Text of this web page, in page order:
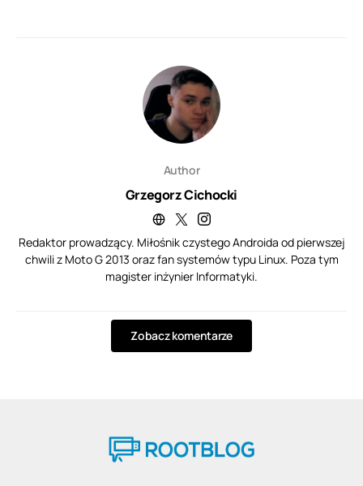
Author
Grzegorz Cichocki
Redaktor prowadzący. Miłośnik czystego Androida od pierwszej
chwili z Moto G 2013 oraz fan systemów typu Linux. Poza tym
magister inżynier Informatyki.
Zobacz komentarze